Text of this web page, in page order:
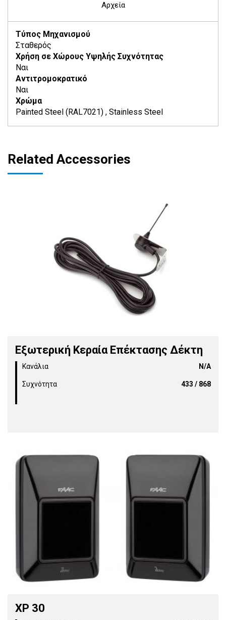
Αρχεία
Τύπος Μηχανισμού
Σταθερός
Χρήση σε Χώρους Υψηλής Συχνότητας
Ναι
Αντιτρομοκρατικό
Ναι
Χρώμα
Painted Steel (RAL7021) , Stainless Steel
Related Accessories
Εξωτερική Κεραία Επέκτασης Δέκτη
Κανάλια Ν/Α
Συχνότητα 433 / 868
XP 30